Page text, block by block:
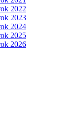
2022
2023
2024
2025
2026